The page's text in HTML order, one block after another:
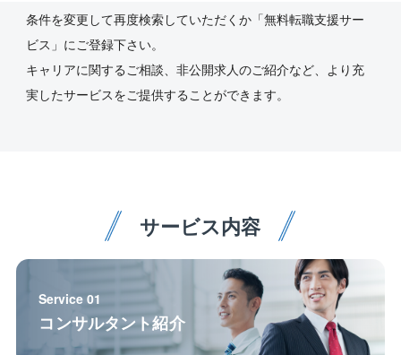
条件を変更して再度検索していただくか「無料転職支援サー
ビス」にご登録下さい。
キャリアに関するご相談、非公開求人のご紹介など、より充
実したサービスをご提供することができます。
サービス内容
Service 01
コンサルタント紹介